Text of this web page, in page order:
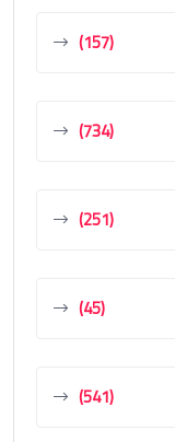
(157)
(734)
(251)
(45)
(541)